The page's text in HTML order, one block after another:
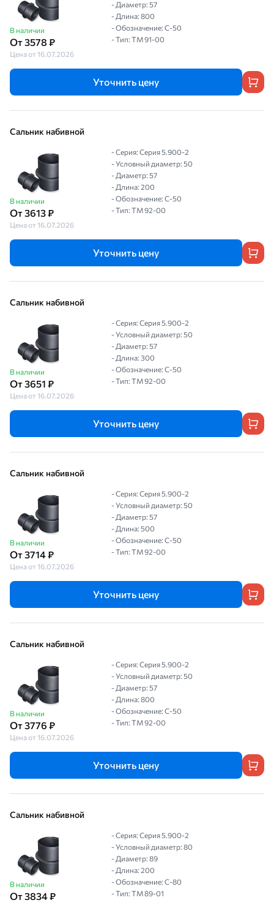
В наличии
От 3578 ₽
Цена от 16.07.2026
- Диаметр: 57
- Длина: 800
- Обозначение: С-50
- Тип: ТМ 91-00
Уточнить цену
Сальник набивной
В наличии
От 3613 ₽
Цена от 16.07.2026
- Серия: Серия 5.900-2
- Условный диаметр: 50
- Диаметр: 57
- Длина: 200
- Обозначение: С-50
- Тип: ТМ 92-00
Уточнить цену
Сальник набивной
В наличии
От 3651 ₽
Цена от 16.07.2026
- Серия: Серия 5.900-2
- Условный диаметр: 50
- Диаметр: 57
- Длина: 300
- Обозначение: С-50
- Тип: ТМ 92-00
Уточнить цену
Сальник набивной
В наличии
От 3714 ₽
Цена от 16.07.2026
- Серия: Серия 5.900-2
- Условный диаметр: 50
- Диаметр: 57
- Длина: 500
- Обозначение: С-50
- Тип: ТМ 92-00
Уточнить цену
Сальник набивной
В наличии
От 3776 ₽
Цена от 16.07.2026
- Серия: Серия 5.900-2
- Условный диаметр: 50
- Диаметр: 57
- Длина: 800
- Обозначение: С-50
- Тип: ТМ 92-00
Уточнить цену
Сальник набивной
В наличии
От 3834 ₽
- Серия: Серия 5.900-2
- Условный диаметр: 80
- Диаметр: 89
- Длина: 200
- Обозначение: С-80
- Тип: ТМ 89-01